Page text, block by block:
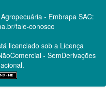
- Embrapa SAC:
fale-conosco
licenciado sob a Licença
- SemDerivações